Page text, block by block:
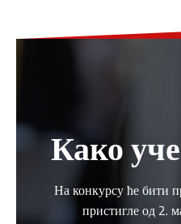
Како
На конкурсу ће бити
пристигле од 2.